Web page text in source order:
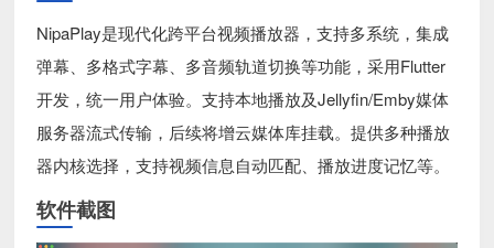
NipaPlay是现代化跨平台视频播放器，支持多系统，集成
弹幕、多格式字幕、多音频轨道切换等功能，采用Flutter
开发，统一用户体验。支持本地播放及Jellyfin/Emby媒体
服务器流式传输，后续将增云媒体库挂载。提供多种播放
器内核选择，支持视频信息自动匹配、播放进度记忆等。
软件截图